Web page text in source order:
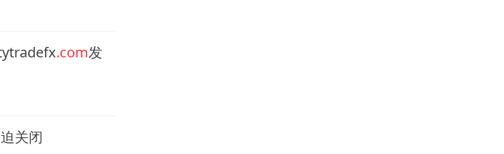
.com发
关闭